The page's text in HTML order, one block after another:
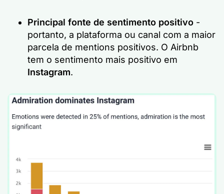
Principal fonte de sentimento positivo -
portanto, a plataforma ou canal com a maior
parcela de mentions positivos. O Airbnb
tem o sentimento mais positivo em
Instagram.